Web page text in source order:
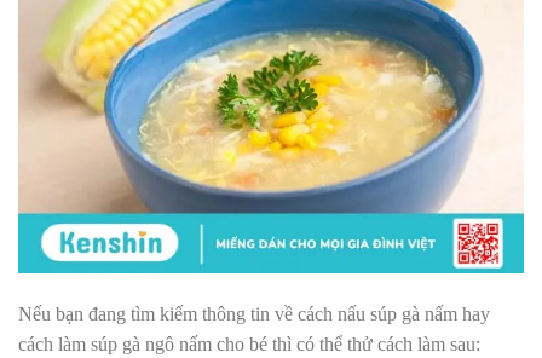
Nếu bạn đang tìm kiếm thông tin về cách nấu súp gà nấm hay
cách làm súp gà ngô nấm cho bé thì có thể thử cách làm sau: